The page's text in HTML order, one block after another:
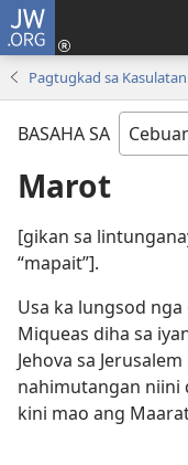
JW.ORG
Pagtugkad sa Kasulatan
BASAHA SA
Marot
[gikan sa
“mapait”].
Usa ka lungsod
Miqueas diha sa
Jehova sa Jerusalem
nahimutangan niini
kini mao ang